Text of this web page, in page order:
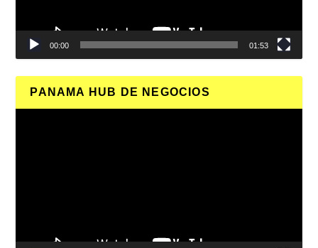
00:00 01:53
PANAMA HUB DE NEGOCIOS